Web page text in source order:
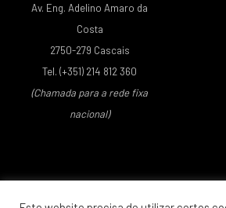
Av. Eng. Adelino Amaro da
Costa
2750-279 Cascais
Tel. (+351) 214 812 360
(Chamada para a rede fixa
nacional)